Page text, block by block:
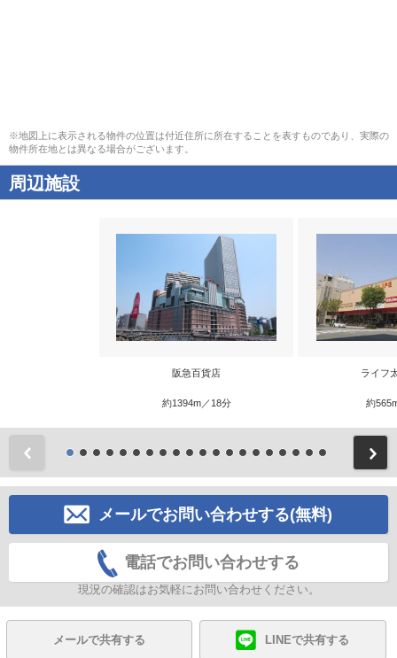
※地図上に表示される物件の位置は付近住所に所在することを表すものであり、実際の
物件所在地とは異なる場合がございます。
周辺施設
阪急百貨店
約1394m／18分
ライフ
約
メールでお問い合わせする(無料)
電話でお問い合わせする
現況の確認はお気軽にお問い合わせください。
メールで共有する LINEで共有する